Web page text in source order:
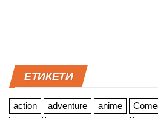
ЕТИКЕТИ
action adventure anime